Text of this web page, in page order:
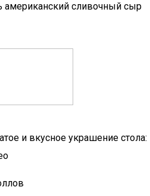
американский сливочный сыр
и вкусное украшение стола: